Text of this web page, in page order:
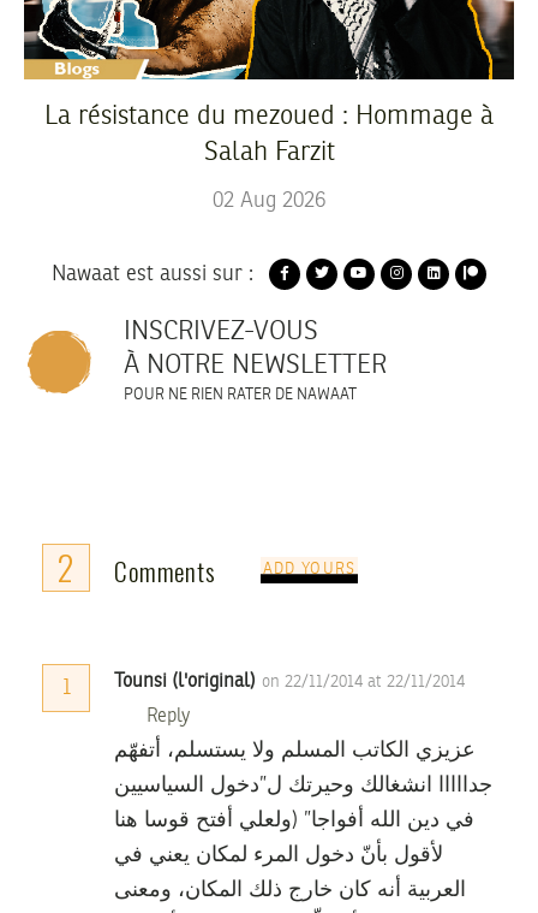
La résistance du mezoued : Hommage à
Salah Farzit
02 Aug 2026
Nawaat est aussi sur :
INSCRIVEZ-VOUS
À NOTRE NEWSLETTER
POUR NE RIEN RATER DE NAWAAT
2 Comments ADD YOURS
1 Tounsi (l'original) on 22/11/2014 at 22/11/2014
Reply
عزيزي الكاتب المسلم ولا يستسلم، أتفهّم
جدااااا انشغالك وحيرتك ل”دخول السياسيين
في دين الله أفواجا” (ولعلي أفتح قوسا هنا
لأقول بأنّ دخول المرء لمكان يعني في
العربية أنه كان خارج ذلك المكان، ومعنى